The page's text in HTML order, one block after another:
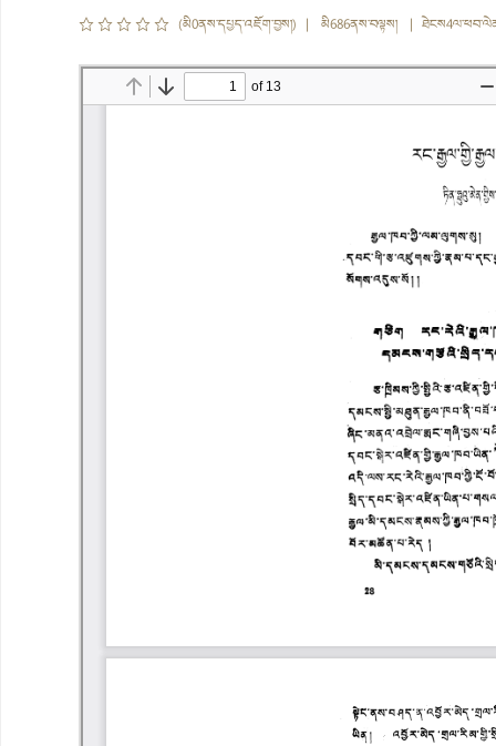
(མི0ནས་དཔྱད་འཇོག་བྱས།) | མི686ནས་བལྟས། |